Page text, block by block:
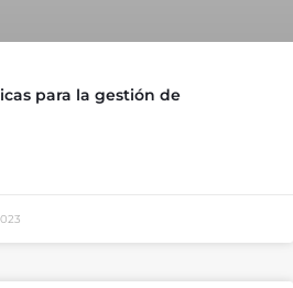
para la gestión de